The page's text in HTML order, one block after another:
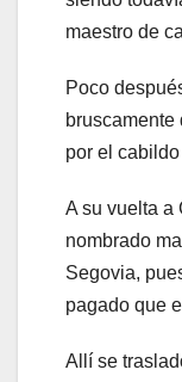
maestro de
Poco
bruscamente
por el
A su vuelta a
nombrado
Segovia,
pagado que
Allí se